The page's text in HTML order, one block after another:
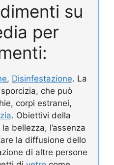
su
per
, Disinfestazione. La
sporcizia, che può
corpi estranei,
. Obiettivi della
la bellezza, l’assenza
la diffusione dello
di altre persone